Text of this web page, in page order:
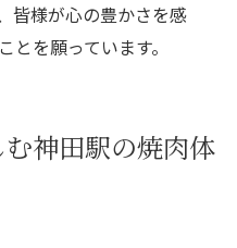
皆様が心の豊かさを感
とを願っています。
神田駅の焼肉体